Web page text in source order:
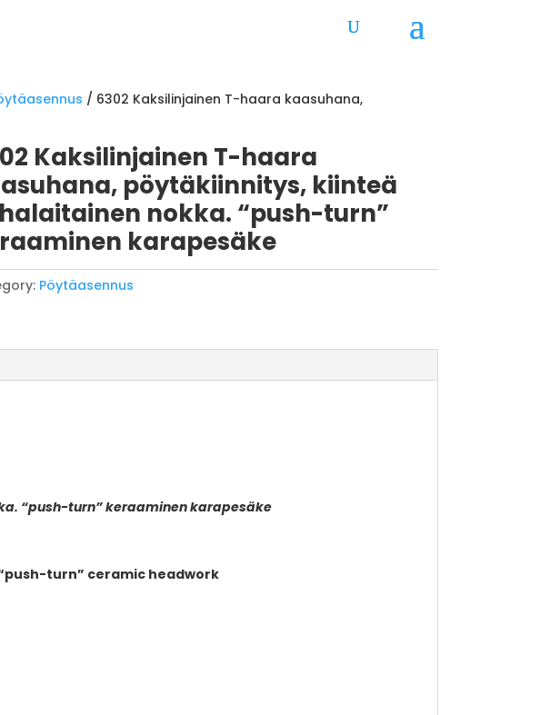
/ 6302 Kaksilinjainen T-haara kaasuhana,
Kaksilinjainen T-haara
pöytäkiinnitys, kiinteä
nokka. “push-turn”
karapesäke
Pöytäasennus
“push-turn” keraaminen karapesäke
turn” ceramic headwork